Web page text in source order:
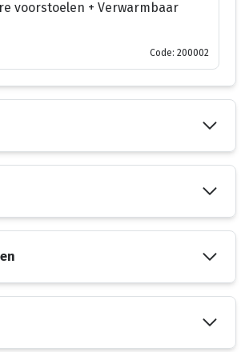
voorstoelen + Verwarmbaar
Code: 200002